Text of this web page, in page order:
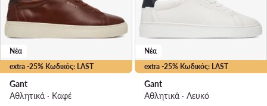
extra -25% Κωδικός: LAST
Νέα
Gant
Αθλητικά · Καφέ
extra -25% Κωδικός: LAST
Νέα
Gant
Αθλητικά · Λευκό